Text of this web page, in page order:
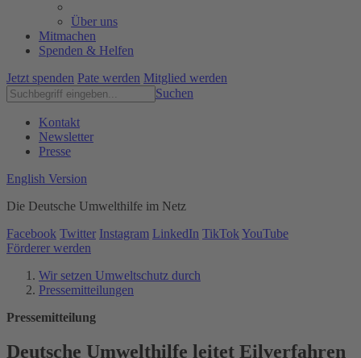
Über uns
Mitmachen
Spenden & Helfen
Jetzt spenden Pate werden Mitglied werden
Suchen
Kontakt
Newsletter
Presse
English Version
Die Deutsche Umwelthilfe im Netz
Facebook Twitter Instagram LinkedIn TikTok YouTube
Förderer werden
Wir setzen Umweltschutz durch
Pressemitteilungen
Pressemitteilung
Deutsche Umwelthilfe leitet Eilverfahren